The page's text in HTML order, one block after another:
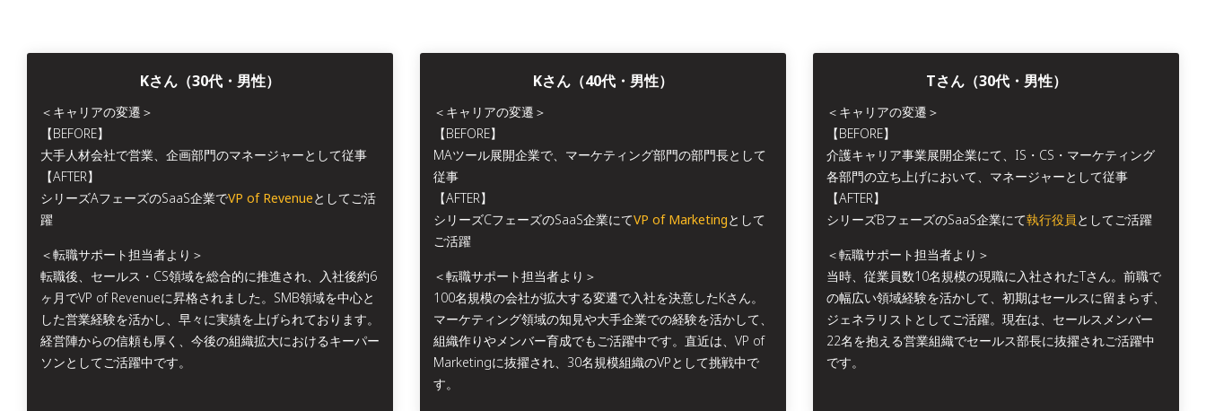
Kさん（30代・男性）
＜キャリアの変遷＞
【BEFORE】
大手人材会社で営業、企画部門のマネージャーとして従事
【AFTER】
シリーズAフェーズのSaaS企業でVP of Revenueとしてご活
躍
＜転職サポート担当者より＞
転職後、セールス・CS領域を総合的に推進され、入社後約6
ヶ月でVP of Revenueに昇格されました。SMB領域を中心と
した営業経験を活かし、早々に実績を上げられております。
経営陣からの信頼も厚く、今後の組織拡大におけるキーパー
ソンとしてご活躍中です。
Kさん（40代・男性）
＜キャリアの変遷＞
【BEFORE】
MAツール展開企業で、マーケティング部門の部門長として
従事
【AFTER】
シリーズCフェーズのSaaS企業にてVP of Marketingとして
ご活躍
＜転職サポート担当者より＞
100名規模の会社が拡大する変遷で入社を決意したKさん。
マーケティング領域の知見や大手企業での経験を活かして、
組織作りやメンバー育成でもご活躍中です。直近は、VP of
Marketingに抜擢され、30名規模組織のVPとして挑戦中で
す。
Tさん（30代・男性）
＜キャリアの変遷＞
【BEFORE】
介護キャリア事業展開企業にて、IS・CS・マーケティング
各部門の立ち上げにおいて、マネージャーとして従事
【AFTER】
シリーズBフェーズのSaaS企業にて執行役員 としてご活躍
＜転職サポート担当者より＞
当時、従業員数10名規模の現職に入社されたTさん。前職で
の幅広い領域経験を活かして、初期はセールスに留まらず、
ジェネラリストとしてご活躍。現在は、セールスメンバー
22名を抱える営業組織でセールス部長に抜擢されご活躍中
です。